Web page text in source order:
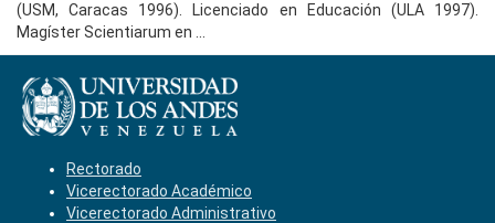
(USM, Caracas 1996). Licenciado en Educación (ULA 1997).
Magíster Scientiarum en ...
Rectorado
Vicerectorado Académico
Vicerectorado Administrativo